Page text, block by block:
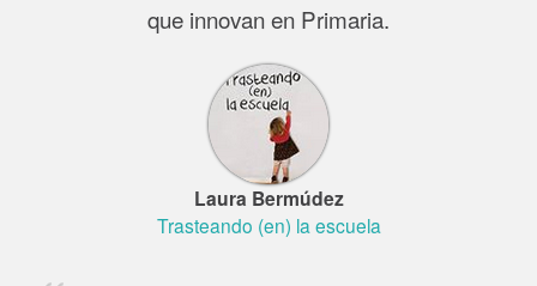
que innovan en Primaria.
Laura Bermúdez
Trasteando (en) la escuela